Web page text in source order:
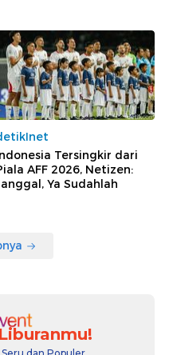
Tersingkir dari
AFF 2026, Netizen:
Ya Sudahlah